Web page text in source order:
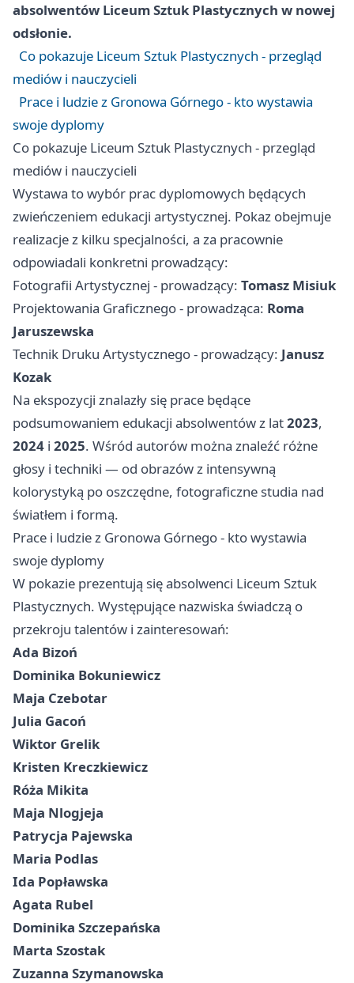
absolwentów Liceum Sztuk Plastycznych w nowej
odsłonie.
Co pokazuje Liceum Sztuk Plastycznych - przegląd
mediów i nauczycieli
Prace i ludzie z Gronowa Górnego - kto wystawia
swoje dyplomy
Co pokazuje Liceum Sztuk Plastycznych - przegląd
mediów i nauczycieli
Wystawa to wybór prac dyplomowych będących
zwieńczeniem edukacji artystycznej. Pokaz obejmuje
realizacje z kilku specjalności, a za pracownie
odpowiadali konkretni prowadzący:
Fotografii Artystycznej - prowadzący: Tomasz Misiuk
Projektowania Graficznego - prowadząca: Roma
Jaruszewska
Technik Druku Artystycznego - prowadzący: Janusz
Kozak
Na ekspozycji znalazły się prace będące
podsumowaniem edukacji absolwentów z lat2023,
2024 i 2025. Wśród autorów można znaleźć różne
głosy i techniki — od obrazów z intensywną
kolorystyką po oszczędne, fotograficzne studia nad
światłem i formą.
Prace i ludzie z Gronowa Górnego - kto wystawia
swoje dyplomy
W pokazie prezentują się absolwenci Liceum Sztuk
Plastycznych. Występujące nazwiska świadczą o
przekroju talentów i zainteresowań:
Ada Bizoń
Dominika Bokuniewicz
Maja Czebotar
Julia Gacoń
Wiktor Grelik
Kristen Kreczkiewicz
Róża Mikita
Maja Nlogjeja
Patrycja Pajewska
Maria Podlas
Ida Popławska
Agata Rubel
Dominika Szczepańska
Marta Szostak
Zuzanna Szymanowska